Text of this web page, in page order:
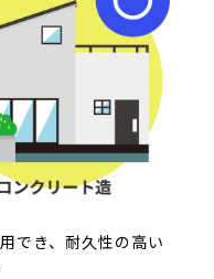
でき、耐久性の高い